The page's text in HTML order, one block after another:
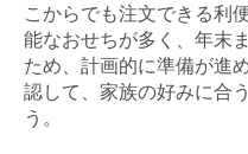
こからでも注文できる利
能なおせちが多く、年末
ため、計画的に準備が進
認して、家族の好みに合
う。